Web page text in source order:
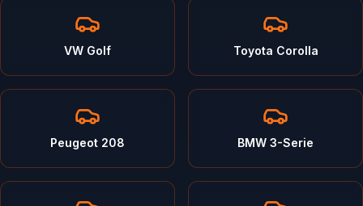
VW Golf Toyota Corolla
Peugeot 208 BMW 3-Serie